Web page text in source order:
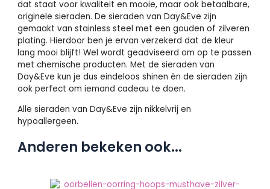
dat staat voor kwaliteit en mooie, maar ook betaalbare,
originele sieraden. De sieraden van Day&Eve zijn
gemaakt van stainless steel met een gouden of zilveren
plating. Hierdoor ben je ervan verzekerd dat de kleur
lang mooi blijft! Wel wordt geadviseerd om op te passen
met chemische producten. Met de sieraden van
Day&Eve kun je dus eindeloos shinen én de sieraden zijn
ook perfect om iemand cadeau te doen.
Alle sieraden van Day&Eve zijn nikkelvrij en
hypoallergeen.
Anderen bekeken ook...